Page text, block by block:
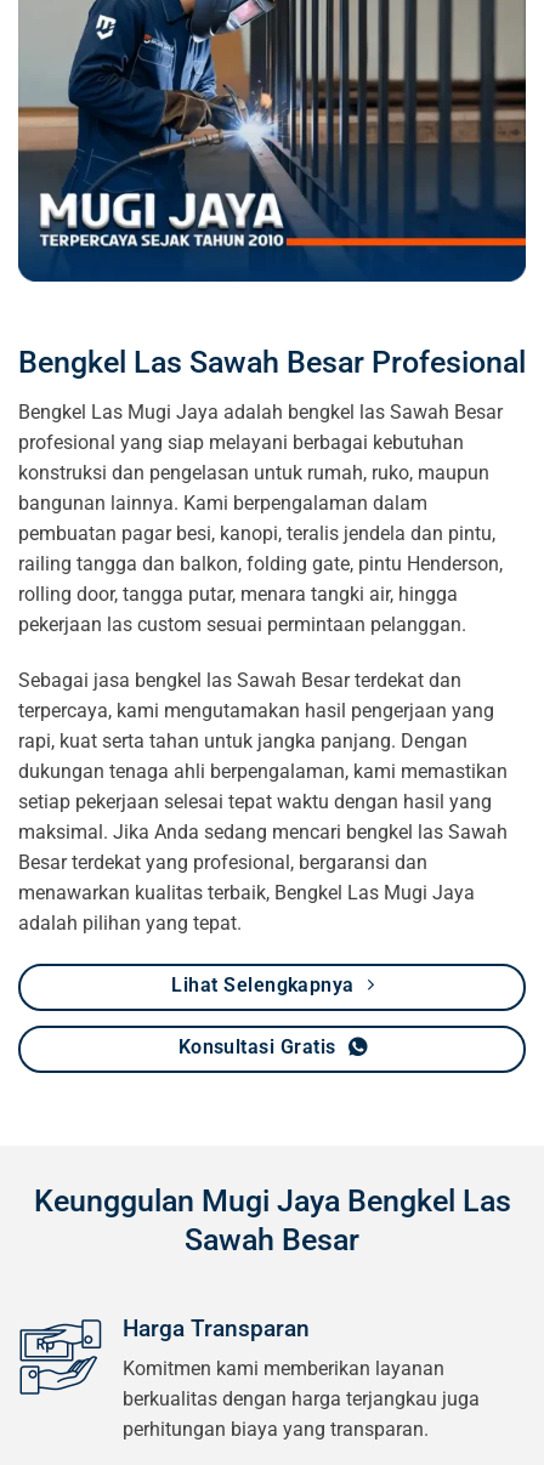
Bengkel Las Sawah Besar Profesional
Bengkel Las Mugi Jaya adalah bengkel las Sawah Besar
profesional yang siap melayani berbagai kebutuhan
konstruksi dan pengelasan untuk rumah, ruko, maupun
bangunan lainnya. Kami berpengalaman dalam
pembuatan pagar besi, kanopi, teralis jendela dan pintu,
railing tangga dan balkon, folding gate, pintu Henderson,
rolling door, tangga putar, menara tangki air, hingga
pekerjaan las custom sesuai permintaan pelanggan.
Sebagai jasa bengkel las Sawah Besar terdekat dan
terpercaya, kami mengutamakan hasil pengerjaan yang
rapi, kuat serta tahan untuk jangka panjang. Dengan
dukungan tenaga ahli berpengalaman, kami memastikan
setiap pekerjaan selesai tepat waktu dengan hasil yang
maksimal. Jika Anda sedang mencari bengkel las Sawah
Besar terdekat yang profesional, bergaransi dan
menawarkan kualitas terbaik, Bengkel Las Mugi Jaya
adalah pilihan yang tepat.
Lihat Selengkapnya
Konsultasi Gratis
Keunggulan Mugi Jaya Bengkel Las
Sawah Besar
Harga Transparan
Komitmen kami memberikan layanan
berkualitas dengan harga terjangkau juga
perhitungan biaya yang transparan.